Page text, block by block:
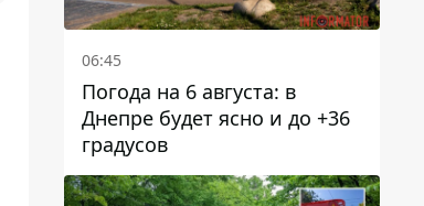
06:45
Погода на 6 августа: в
Днепре будет ясно и до +36
градусов